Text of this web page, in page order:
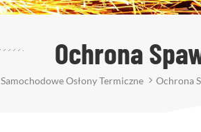
Ochrona
Samochodowe Osłony Termiczne Ochrona